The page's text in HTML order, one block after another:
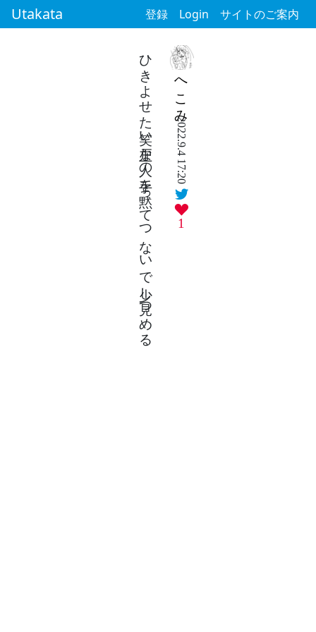
Utakata 登録 Login サイトのご案内
へこみ
2022.9.4 17:20
1
ひきよせた笑い上戸な人の手を黙ってつないで少し見つめる